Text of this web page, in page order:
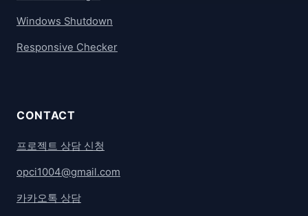
Windows Shutdown
Responsive Checker
CONTACT
프로젝트 상담 신청
opci1004@gmail.com
카카오톡 상담